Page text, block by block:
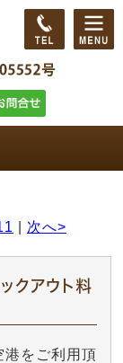
次へ>
クアウト料
港をご利用頂